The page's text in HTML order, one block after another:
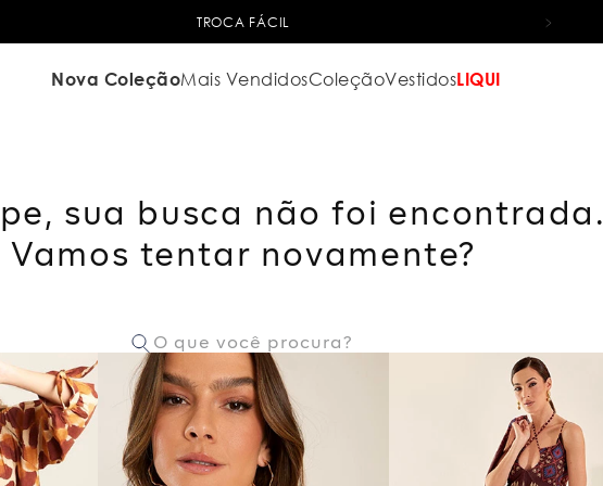
TROCA FÁCIL
Nova ColeçãoMais VendidosColeçãoVestidosLIQUI
sua busca não foi encontrada.
Vamos tentar novamente?